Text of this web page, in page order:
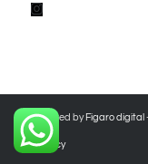
Powered byFigaro digital
Privacy